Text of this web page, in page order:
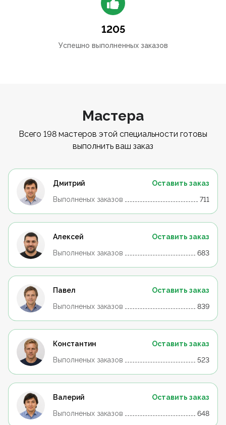
1205
Успешно выполненных заказов
Мастера
Всего 198 мастеров этой специальности готовы
выполнить ваш заказ
Дмитрий
Оставить заказ
Выполненых заказов
711
Алексей
Оставить заказ
Выполненых заказов
683
Павел
Оставить заказ
Выполненых заказов
839
Константин
Оставить заказ
Выполненых заказов
523
Валерий
Оставить заказ
Выполненых заказов
648